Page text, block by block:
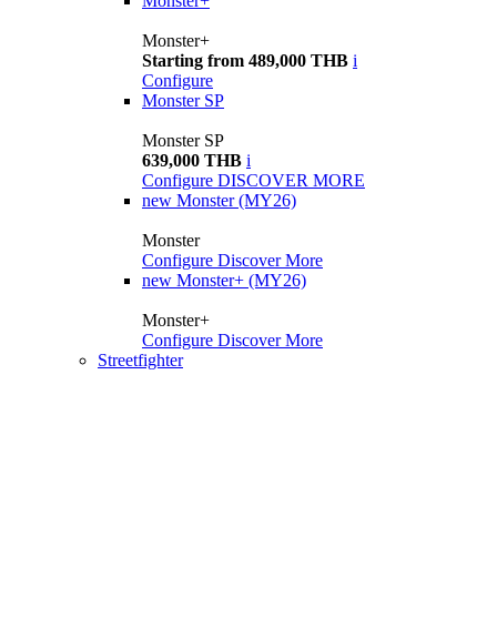
Monster+
Starting from 489,000 THB i
Configure
Monster SP
Monster SP
639,000 THB i
Configure DISCOVER MORE
new Monster (MY26)
Monster
Configure Discover More
new Monster+ (MY26)
Monster+
Configure Discover More
Streetfighter